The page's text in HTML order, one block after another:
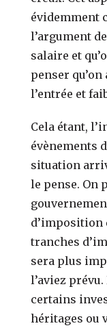
évidemment
l’argument
salaire et
penser
l’entrée et
Cela étant,
évènements
situation
le pense. On
d’imposition
tranches
sera plus
l’aviez
certains
héritages ou